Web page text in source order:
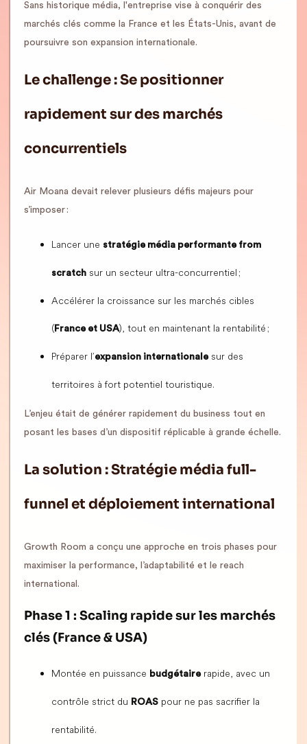
Sans historique média, l'entreprise vise à conquérir des
marchés clés comme la France et les États-Unis, avant de
poursuivre son expansion internationale.
Le challenge : Se positionner
rapidement sur des marchés
concurrentiels
Air Moana devait relever plusieurs défis majeurs pour
s’imposer :
Lancer une stratégie média performante from
scratch sur un secteur ultra-concurrentiel ;
Accélérer la croissance sur les marchés cibles
( France et USA), tout en maintenant la rentabilité ;
Préparer l’expansion internationalesur des
territoires à fort potentiel touristique.
L’enjeu était de générer rapidement du business tout en
posant les bases d’un dispositif réplicable à grande échelle.
La solution : Stratégie média full-
funnel et déploiement international
Growth Room a conçu une approche en trois phases pour
maximiser la performance, l’adaptabilité et le reach
international.
Phase 1 : Scaling rapide sur les marchés
clés (France & USA)
Montée en puissance budgétairerapide, avec un
contrôle strict du ROAS pour ne pas sacrifier la
rentabilité.